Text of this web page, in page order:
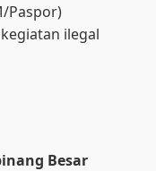
Paspor)
ilegal
Besar